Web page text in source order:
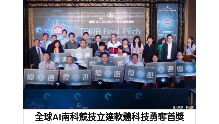
全球AI南科競技立達軟體科技勇奪首獎